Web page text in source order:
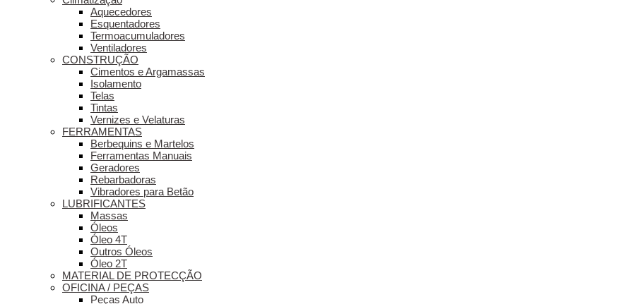
Aquecedores
Esquentadores
Termoacumuladores
Ventiladores
CONSTRUÇÃO
Cimentos e Argamassas
Isolamento
Telas
Tintas
Vernizes e Velaturas
FERRAMENTAS
Berbequins e Martelos
Ferramentas Manuais
Geradores
Rebarbadoras
Vibradores para Betão
LUBRIFICANTES
Massas
Óleos
Óleo 4T
Outros Óleos
Óleo 2T
MATERIAL DE PROTECÇÃO
OFICINA / PEÇAS
Peças Auto